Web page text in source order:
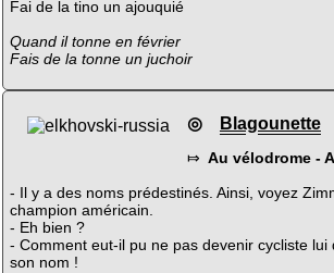
Fai de la tino un ajouquié
Quand il tonne en février
Fais de la tonne un juchoir
◎ Blagounette
⤇ Au vélodrome -
- Il y a des noms prédestinés. Ainsi, voyez
champion américain.
- Eh bien ?
- Comment eut-il pu ne pas devenir cycliste lui
son nom !